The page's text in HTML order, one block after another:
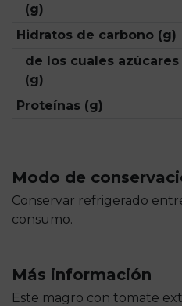
(g)
Hidratos de carbono (g)
de los cuales azúcares
(g)
Proteínas (g)
Modo de
Conservar refrigerado
consumo.
Más información
Este magro con tomate